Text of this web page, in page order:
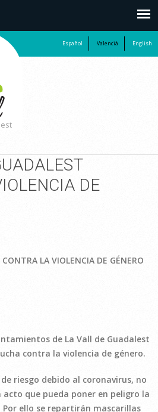
Español Valencià English
DE
LA VIOLENCIA DE GÉNERO
de La Vall de Guadalest
contra la violencia de género.
riesgo debido al coronavirus, no
acto que pueda poner en peligro la
Por ello se repartirán mascarillas